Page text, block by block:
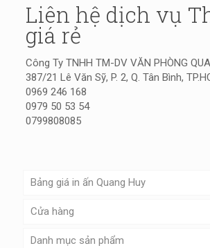
Liên hệ dịch vụ
giá rẻ
Công Ty TNHH TM-DV VĂN PHÒNG
387/21 Lê Văn Sỹ, P. 2, Q. Tân Bình,
0969 246 168
0979 50 53 54
0799808085
Bảng giá in ấn Quang Huy
Cửa hàng
Danh mục sản phẩm